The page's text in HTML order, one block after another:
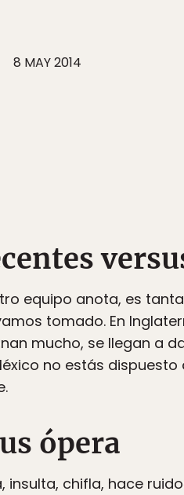
8 MAY 2014
equipo anota, es
tomado. En
mucho, se llegan a
no estás
ópera
insulta, chifla, hace